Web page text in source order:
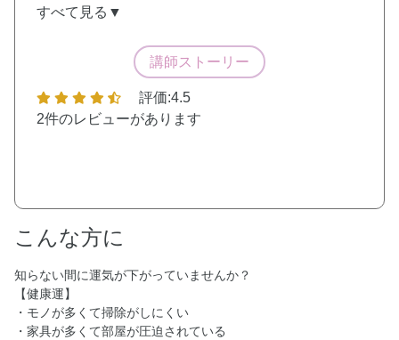
すべて見る▼
講師ストーリー
評価:4.5
2件のレビューがあります
こんな方に
知らない間に運気が下がっていませんか？
【健康運】
・モノが多くて掃除がしにくい
・家具が多くて部屋が圧迫されている